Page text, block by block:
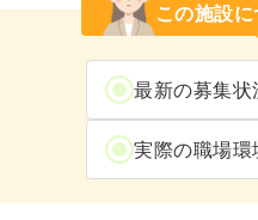
この施設
最新の募集
実際の職場